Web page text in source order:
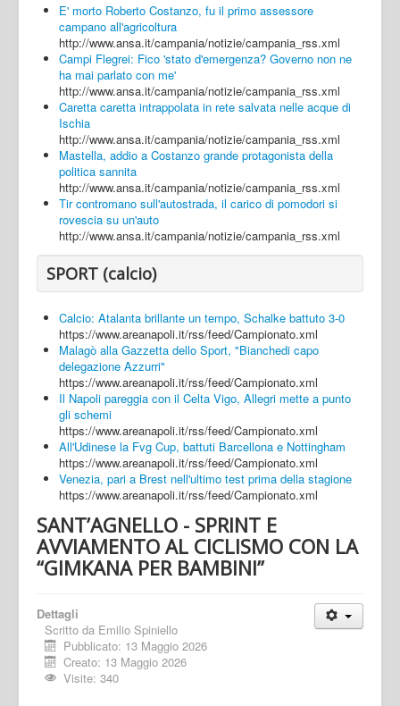
E' morto Roberto Costanzo, fu il primo assessore
campano all'agricoltura
http://www.ansa.it/campania/notizie/campania_rss.xml
Campi Flegrei: Fico 'stato d'emergenza? Governo non ne
ha mai parlato con me'
http://www.ansa.it/campania/notizie/campania_rss.xml
Caretta caretta intrappolata in rete salvata nelle acque di
Ischia
http://www.ansa.it/campania/notizie/campania_rss.xml
Mastella, addio a Costanzo grande protagonista della
politica sannita
http://www.ansa.it/campania/notizie/campania_rss.xml
Tir contromano sull'autostrada, il carico di pomodori si
rovescia su un'auto
http://www.ansa.it/campania/notizie/campania_rss.xml
SPORT (calcio)
Calcio: Atalanta brillante un tempo, Schalke battuto 3-0
https://www.areanapoli.it/rss/feed/Campionato.xml
Malagò alla Gazzetta dello Sport, "Bianchedi capo
delegazione Azzurri"
https://www.areanapoli.it/rss/feed/Campionato.xml
Il Napoli pareggia con il Celta Vigo, Allegri mette a punto
gli schemi
https://www.areanapoli.it/rss/feed/Campionato.xml
All'Udinese la Fvg Cup, battuti Barcellona e Nottingham
https://www.areanapoli.it/rss/feed/Campionato.xml
Venezia, pari a Brest nell'ultimo test prima della stagione
https://www.areanapoli.it/rss/feed/Campionato.xml
SANT’AGNELLO - SPRINT E
AVVIAMENTO AL CICLISMO CON LA
“GIMKANA PER BAMBINI”
Dettagli
Scritto da Emilio Spiniello
Pubblicato: 13 Maggio 2026
Creato: 13 Maggio 2026
Visite: 340